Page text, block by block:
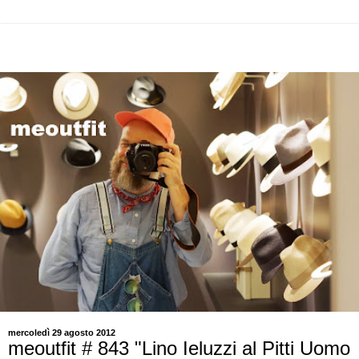
mercoledì 29 agosto 2012
meoutfit # 843 "Lino Ieluzzi al Pitti Uomo